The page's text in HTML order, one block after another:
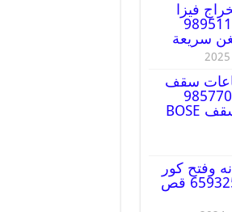
فيزا
98951133
سريعة
سقف
98577070
سماعات سقف BOSE
وفتح كور
تكييف 65932555 قص